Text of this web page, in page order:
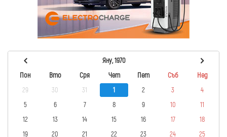
Яну, 1970
Пон
Вто Сря Чет Пет Съб
Нед
29
30 31 1 2 3
4
5
6 7 8 9 10
11
12
13 14 15 16 17
18
19
20 21 22 23 24 25